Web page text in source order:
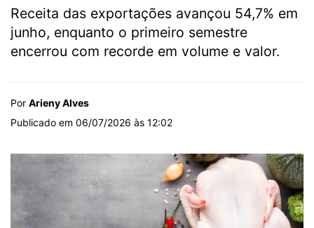
Receita das exportações avançou 54,7% em
junho, enquanto o primeiro semestre
encerrou com recorde em volume e valor.
Por Arieny Alves
Publicado em 06/07/2026 às 12:02